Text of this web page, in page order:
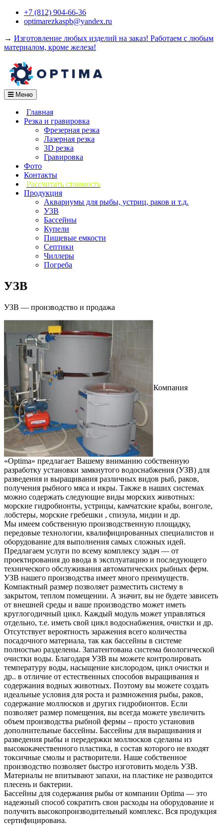
Перейти+7 (812) 904-66-36
optimarezkaspb@yandex.ru
→ Изготовление любых изделий на заказ! Работаем с любым
материалом, кроме железа!
Меню
Главная
Резка и гравировка
Фрезерная резка
Лазерная резка
3D резка
Гравировка
Фото
Контакты
Рассчитать стоимость
Продукция
Аквариумы для рыбы, устриц, раков и т.д.
УЗВ
Бассейны
Купели
Пищевые емкости
Септики
Чиллеры
Погреба
УЗВ
УЗВ — производство и продажа
Компания
«Optima» предлагает Вашему вниманию собственную
разработку установки замкнутого водоснабжения (УЗВ) для
разведения и выращивания различных видов рыб, раков,
получения рыбного мяса и икры. Также в наших системах
можно содержать следующие виды морских животных:
морские гидробионты, устрицы, камчатские крабы, вонголе,
лобстеры, морские гребешки , спизула, мидии и др.
Мы имеем собственную производственную площадку,
передовые технологии, квалифицированных специалистов и
оборудование для выполнения самых сложных идей.
Предлагаем услуги по всему комплексу задач — от
проектирования до ввода в эксплуатацию и последующего
технического обслуживания автоматических рыбных ферм.
УЗВ нашего производства имеет много преимуществ.
Компактный размер позволяет разместить систему в
закрытом, теплом помещении. А значит, вы не будете зависеть
от внешней среды и ваше производство может иметь
круглогодичный цикл. Каждый модуль может управляться
отдельно, т.е. иметь свой цикл водоснабжения, очистки и др.
Отсутствует вероятность заражения всего количества
посадочного материала, так как бассейны в системе
полностью разделены. Запатентована система биологической
очистки воды. Благодаря УЗВ вы можете контролировать
температуру воды, насыщение кислородом, цикл очистки и
др.. в отличие от естественных способов выращивания и
содержания водных животных. Поэтому вы можете создать
идеальные условия для роста и размножения рыбы, раков,
содержание моллюсков и других гидробионтов. Если
позволяет размер помещения, вы всегда можете увеличить
объем производства рыбной фермы – просто установив
дополнительные бассейны. Бассейны для выращивания и
разведения рыбы и передержки моллюсков сделаны из
высококачественного пластика, в состав которого не входят
токсичные смолы и растворители. Наше собственное
производство позволяет быстро изготовить модель УЗВ.
Материалы не впитывают запахи, на пластике не разводится
плесень и бактерии.
Бассейны для содержания рыбы от компании Optima — это
надежный способ сократить свои расходы на оборудование и
получить высокопроизводительный комплекс. Вся продукция
сертифицирована.